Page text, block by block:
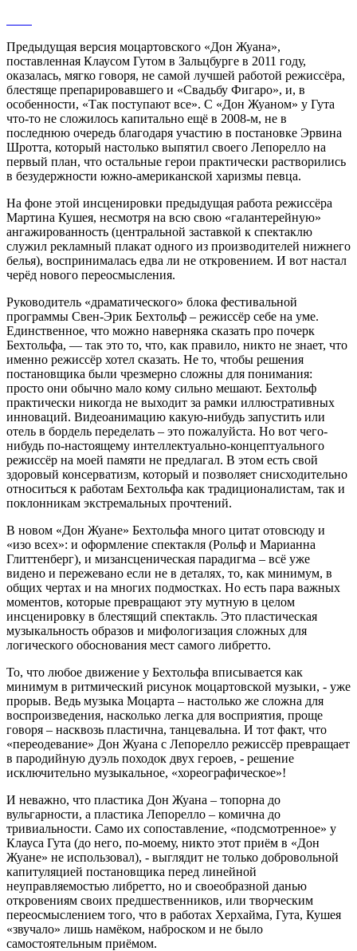
Предыдущая версия моцартовского «Дон Жуана»,
поставленная Клаусом Гутом в Зальцбурге в 2011 году,
оказалась, мягко говоря, не самой лучшей работой режиссёра,
блестяще препарировавшего и «Свадьбу Фигаро», и, в
особенности, «Так поступают все». С «Дон Жуаном» у Гута
что-то не сложилось капитально ещё в 2008-м, не в
последнюю очередь благодаря участию в постановке Эрвина
Шротта, который настолько выпятил своего Лепорелло на
первый план, что остальные герои практически растворились
в безудержности южно-американской харизмы певца.
На фоне этой инсценировки предыдущая работа режиссёра
Мартина Кушея, несмотря на всю свою «галантерейную»
ангажированность (центральной заставкой к спектаклю
служил рекламный плакат одного из производителей нижнего
белья), воспринималась едва ли не откровением. И вот настал
черёд нового переосмысления.
Руководитель «драматического» блока фестивальной
программы Свен-Эрик Бехтольф – режиссёр себе на уме.
Единственное, что можно наверняка сказать про почерк
Бехтольфа, — так это то, что, как правило, никто не знает, что
именно режиссёр хотел сказать. Не то, чтобы решения
постановщика были чрезмерно сложны для понимания:
просто они обычно мало кому сильно мешают. Бехтольф
практически никогда не выходит за рамки иллюстративных
инноваций. Видеоанимацию какую-нибудь запустить или
отель в бордель переделать – это пожалуйста. Но вот чего-
нибудь по-настоящему интеллектуально-концептуального
режиссёр на моей памяти не предлагал. В этом есть свой
здоровый консерватизм, который и позволяет снисходительно
относиться к работам Бехтольфа как традиционалистам, так и
поклонникам экстремальных прочтений.
В новом «Дон Жуане» Бехтольфа много цитат отовсюду и
«изо всех»: и оформление спектакля (Рольф и Марианна
Глиттенберг), и мизансценическая парадигма – всё уже
видено и пережевано если не в деталях, то, как минимум, в
общих чертах и на многих подмостках. Но есть пара важных
моментов, которые превращают эту мутную в целом
инсценировку в блестящий спектакль. Это пластическая
музыкальность образов и мифологизация сложных для
логического обоснования мест самого либретто.
То, что любое движение у Бехтольфа вписывается как
минимум в ритмический рисунок моцартовской музыки, - уже
прорыв. Ведь музыка Моцарта – настолько же сложна для
воспроизведения, насколько легка для восприятия, проще
говоря – насквозь пластична, танцевальна. И тот факт, что
«переодевание» Дон Жуана с Лепорелло режиссёр превращает
в пародийную дуэль походок двух героев, - решение
исключительно музыкальное, «хореографическое»!
И неважно, что пластика Дон Жуана – топорна до
вульгарности, а пластика Лепорелло – комична до
тривиальности. Само их сопоставление, «подсмотренное» у
Клауса Гута (до него, по-моему, никто этот приём в «Дон
Жуане» не использовал), - выглядит не только добровольной
капитуляцией постановщика перед линейной
неуправляемостью либретто, но и своеобразной данью
откровениям своих предшественников, или творческим
переосмыслением того, что в работах Херхайма, Гута, Кушея
«звучало» лишь намёком, наброском и не было
самостоятельным приёмом.